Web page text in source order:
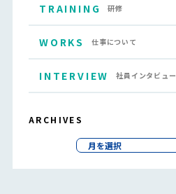
TRAINING 研修
WORKS 仕事について
INTERVIEW 社員インタビュー
ARCHIVES